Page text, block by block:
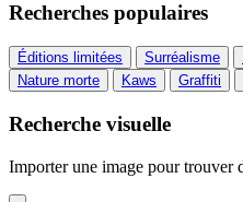
Recherches populaires
Éditions limitées Surréalisme
Nature morte
Kaws Graffiti
Recherche visuelle
Importer une image pour trouver